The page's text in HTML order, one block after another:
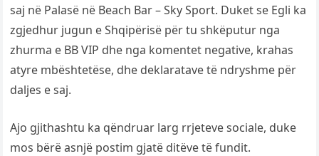
saj në Palasë në Beach Bar – Sky Sport. Duket se Egli ka
zgjedhur jugun e Shqipërisë për tu shkëputur nga
zhurma e BB VIP dhe nga komentet negative, krahas
atyre mbështetëse, dhe deklaratave të ndryshme për
daljes e saj.
Ajo gjithashtu ka qëndruar larg rrjeteve sociale, duke
mos bërë asnjë postim gjatë ditëve të fundit.